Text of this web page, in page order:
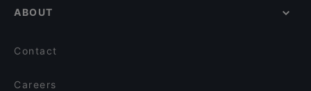
ABOUT
Contact
Careers